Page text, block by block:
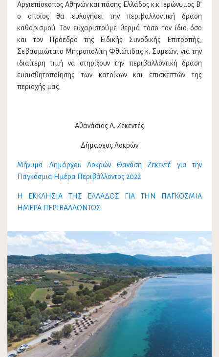
Αρχιεπίσκοπος Αθηνών και πάσης Ελλάδος κ.κ Ιερώνυμος Β’
ο οποίος θα ευλογήσει την περιβαλλοντική δράση
καθαρισμού. Τον ευχαριστούμε θερμά τόσο τον ίδιο όσο
και τον Πρόεδρο της Ειδικής Συνοδικής Επιτροπής,
Σεβασμιώτατο Μητροπολίτη Φθιώτιδας κ. Συμεών, για την
ιδιαίτερη τιμή να στηρίξουν την περιβαλλοντική δράση
ευαισθητοποίησης των κατοίκων και επισκεπτών της
περιοχής μας.
Αθανάσιος Λ. Ζεκεντές
Δήμαρχος Λοκρών
Μήνυμα Δημάρχου Λοκρών Θανάση Ζεκεντέ για την
Παγκόσμια Ημέρα Περιβάλλοντος 2022
Η ΕΚΚΛΗΣΙΑ ΤΗΣ ΕΛΛΑΔΟΣ ΓΙΑ ΤΗΝ ΠΑΓΚΟΣΜΙΑ
ΗΜΕΡΑ ΠΕΡΙΒΑΛΛΟΝΤΟΣ